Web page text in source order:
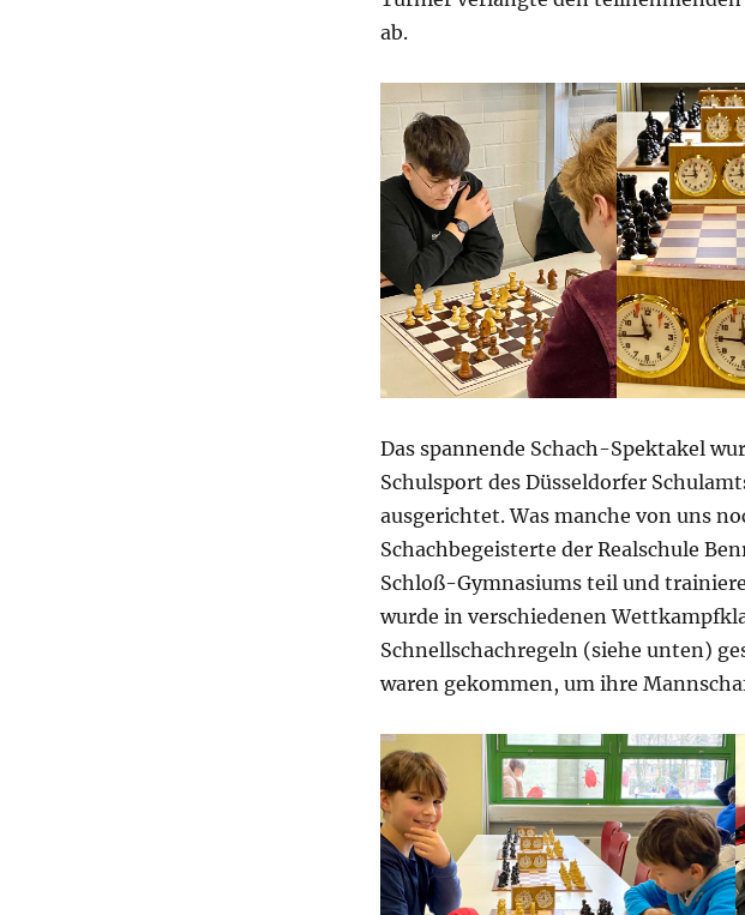
ab.
Das spannende Schach-Spektakel
Schulsport des Düsseldorfer
ausgerichtet. Was manche von uns
Schachbegeisterte der Realschule
Schloß-Gymnasiums teil und
wurde in verschiedenen
Schnellschachregeln (siehe unten)
waren gekommen, um ihre